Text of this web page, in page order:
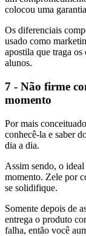
colocou uma
Os diferenciais
usado como
apostila que traga
alunos.
7 - Não firme
momento
Por mais
conhecê-la e saber
dia a dia.
Assim sendo, o
momento. Zele por
se solidifique.
Somente depois de
entrega o produto
falha, então você